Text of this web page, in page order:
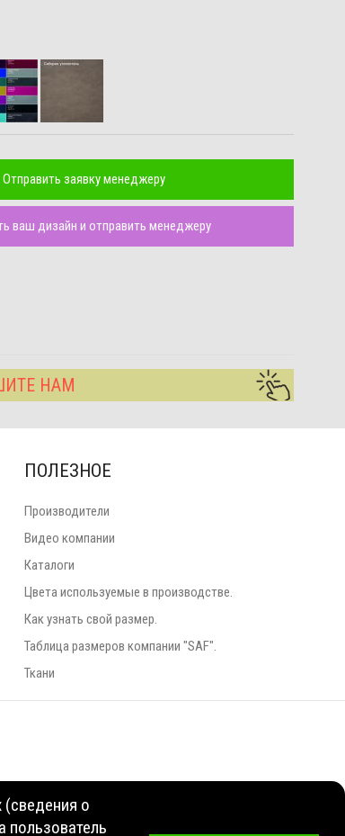
Отправить заявку менеджеру
ваш дизайн и отправить менеджеру
НАМ
ПОЛЕЗНОЕ
Производители
Видео компании
Каталоги
Цвета используемые в производстве.
Как узнать свой размер.
Таблица размеров компании "SAF".
Ткани
(сведения о
пользователь